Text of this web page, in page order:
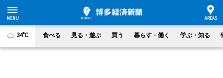
34°C 食べる 見る・遊ぶ 買う 暮らす・働く 学ぶ・知る